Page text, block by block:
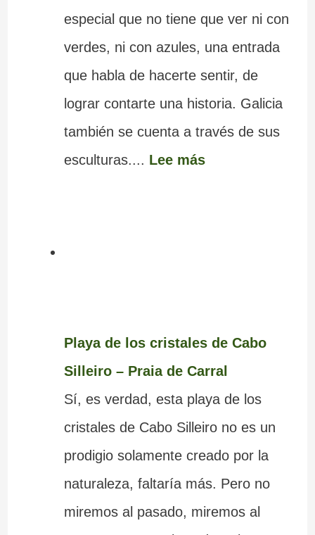
especial que no tiene que ver ni con
verdes, ni con azules, una entrada
que habla de hacerte sentir, de
lograr contarte una historia. Galicia
también se cuenta a través de sus
esculturas.... Lee más
Playa de los cristales de Cabo
Silleiro – Praia de Carral
Sí, es verdad, esta playa de los
cristales de Cabo Silleiro no es un
prodigio solamente creado por la
naturaleza, faltaría más. Pero no
miremos al pasado, miremos al